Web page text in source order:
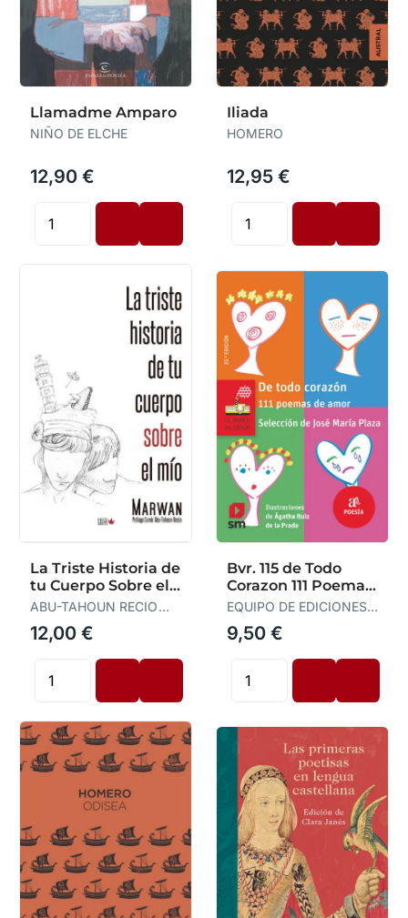
Llamadme Amparo
NIÑO DE ELCHE
12,90 €
Iliada
HOMERO
12,95 €
La Triste Historia de
tu Cuerpo Sobre el
mío
ABU-TAHOUN RECIO
MARWAN
12,00 €
Bvr. 115 de Todo
Corazon 111 Poemas
de a
EQUIPO DE EDICIONES
DE S M
9,50 €